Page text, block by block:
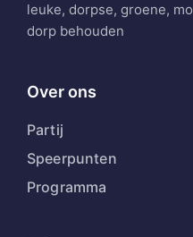
leuke, dorpse, groene,
dorp behouden
Over ons
Partij
Speerpunten
Programma